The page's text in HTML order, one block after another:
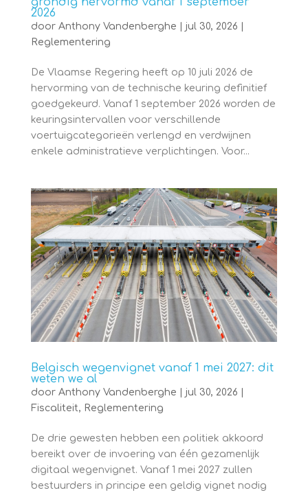
2026
door Anthony Vandenberghe jul 30, 2026
Reglementering
De Vlaamse Regering heeft op 10 juli 2026 de
hervorming van de technische keuring definitief
goedgekeurd. Vanaf 1 september 2026 worden de
keuringsintervallen voor verschillende
voertuigcategorieën verlengd en verdwijnen
enkele administratieve verplichtingen. Voor...
Belgisch wegenvignet vanaf 1 mei 2027: dit
weten we al
door Anthony Vandenberghe jul 30, 2026
Fiscaliteit, Reglementering
De drie gewesten hebben een politiek akkoord
bereikt over de invoering van één gezamenlijk
digitaal wegenvignet. Vanaf 1 mei 2027 zullen
bestuurders in principe een geldig vignet nodig